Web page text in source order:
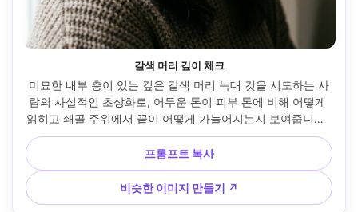
갈색 머리 깊이 체크
미묘한 내부 층이 있는 깊은 갈색 머리 늑대 컷을 시도하는 사
람의 사실적인 초상화로, 어두운 톤이 피부 톤에 비해 어떻게
읽히고 쇄골 주위에서 끝이 어떻게 가늘어지는지 보여줍니다.
실내 창문 조명, Sony A7R IV, 50mm f/1.8, 가슴 위로 올라가
는 프레임, 접지된 분위기, 사실적인 헤어 글로스와 섀도우 깊
이, 날카로운 초점, 프레임에 자연스럽게 드레이핑된 의류 --ar
4:5
프롬프트 복사
비슷한 이미지 만들기 ↗